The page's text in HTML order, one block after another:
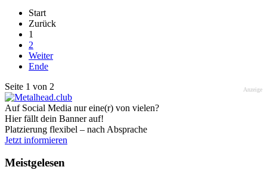
Start
Zurück
1
2
Weiter
Ende
Seite 1 von 2
Anzeige
Auf Social Media nur eine(r) von vielen?
Hier fällt dein Banner auf!
Platzierung flexibel – nach Absprache
Jetzt informieren
Meistgelesen